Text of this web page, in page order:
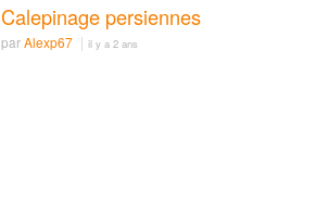
Calepinage persiennes
parAlexp67 il y a 2 ans